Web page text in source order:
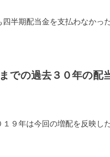
半期配当金を支払わなかっ
での過去３０年の配
９年は今回の増配を反映し